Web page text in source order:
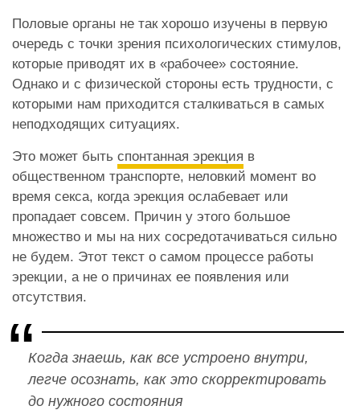
Половые органы не так хорошо изучены в первую
очередь с точки зрения психологических стимулов,
которые приводят их в «рабочее» состояние.
Однако и с физической стороны есть трудности, с
которыми нам приходится сталкиваться в самых
неподходящих ситуациях.
Это может быть спонтанная эрекция в
общественном транспорте, неловкий момент во
время секса, когда эрекция ослабевает или
пропадает совсем. Причин у этого большое
множество и мы на них сосредотачиваться сильно
не будем. Этот текст о самом процессе работы
эрекции, а не о причинах ее появления или
отсутствия.
Когда знаешь, как все устроено внутри,
легче осознать, как это скорректировать
до нужного состояния